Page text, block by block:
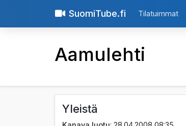
SuomiTube.fi Tilatuimmat
Aamulehti
Yleistä